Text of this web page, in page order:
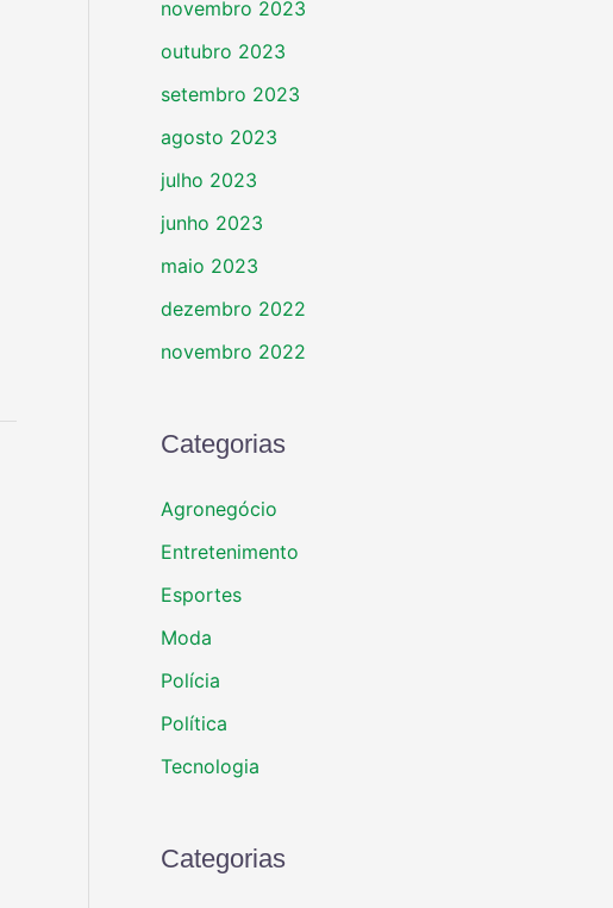
novembro 2023
outubro 2023
setembro 2023
agosto 2023
julho 2023
junho 2023
maio 2023
dezembro 2022
novembro 2022
Categorias
Agronegócio
Entretenimento
Esportes
Moda
Polícia
Política
Tecnologia
Categorias